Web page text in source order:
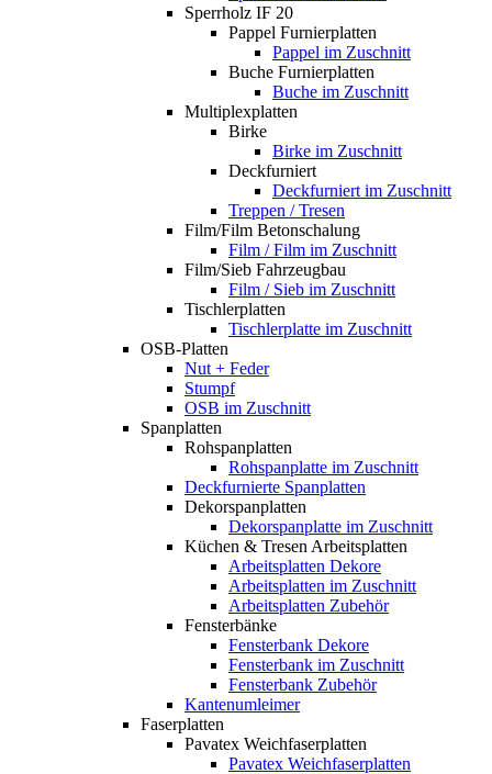
Sperrholz IF 20
Pappel Furnierplatten
Pappel im Zuschnitt
Buche Furnierplatten
Buche im Zuschnitt
Multiplexplatten
Birke
Birke im Zuschnitt
Deckfurniert
Deckfurniert im Zuschnitt
Treppen / Tresen
Film/Film Betonschalung
Film / Film im Zuschnitt
Film/Sieb Fahrzeugbau
Film / Sieb im Zuschnitt
Tischlerplatten
Tischlerplatte im Zuschnitt
OSB-Platten
Nut + Feder
Stumpf
OSB im Zuschnitt
Spanplatten
Rohspanplatten
Rohspanplatte im Zuschnitt
Deckfurnierte Spanplatten
Dekorspanplatten
Dekorspanplatte im Zuschnitt
Küchen & Tresen Arbeitsplatten
Arbeitsplatten Dekore
Arbeitsplatten im Zuschnitt
Arbeitsplatten Zubehör
Fensterbänke
Fensterbank Dekore
Fensterbank im Zuschnitt
Fensterbank Zubehör
Kantenumleimer
Faserplatten
Pavatex Weichfaserplatten
Pavatex Weichfaserplatten